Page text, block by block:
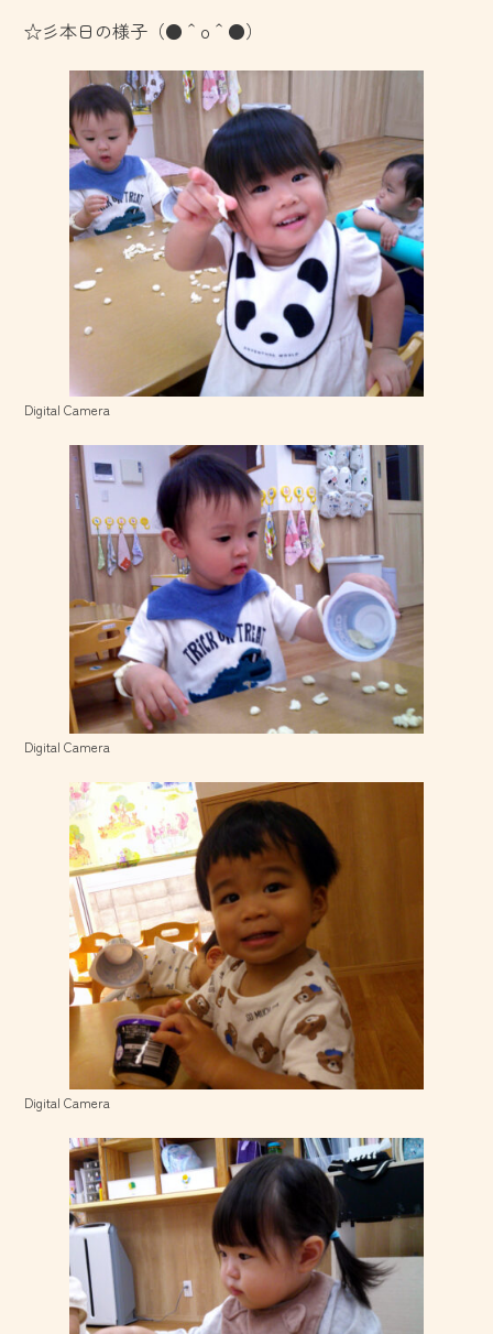
☆彡本日の様子（●＾o＾●）
Digital Camera
Digital Camera
Digital Camera